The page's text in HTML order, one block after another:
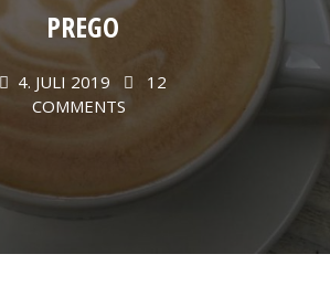
PREGO
4. JULI 2019
12
COMMENTS